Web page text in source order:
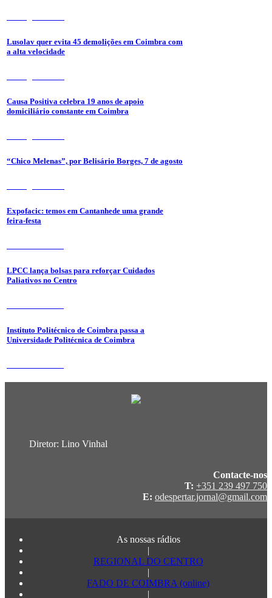
Lusolav quer evita 45 demolições em Coimbra com
a alta velocidade
Causa Positiva celebra 19 anos de apoio
domiciliário constante em Coimbra
“Chico Melenas”, por Belisário Borges, 7 de agosto
Expofacic: temos em Cantanhede uma grande
feira-festa
LPCC lança bolsas para reforçar Cuidados
Paliativos no Centro
Instituto Politécnico de Coimbra passa a
Universidade Politécnica de Coimbra
Diretor: Lino Vinhal
Contacte-nos
T: +351 239 497 750
E: odespertar.jornal@gmail.com
As nossas rádios
|
REGIONAL DO CENTRO
|
FADO DE COIMBRA (online)
|